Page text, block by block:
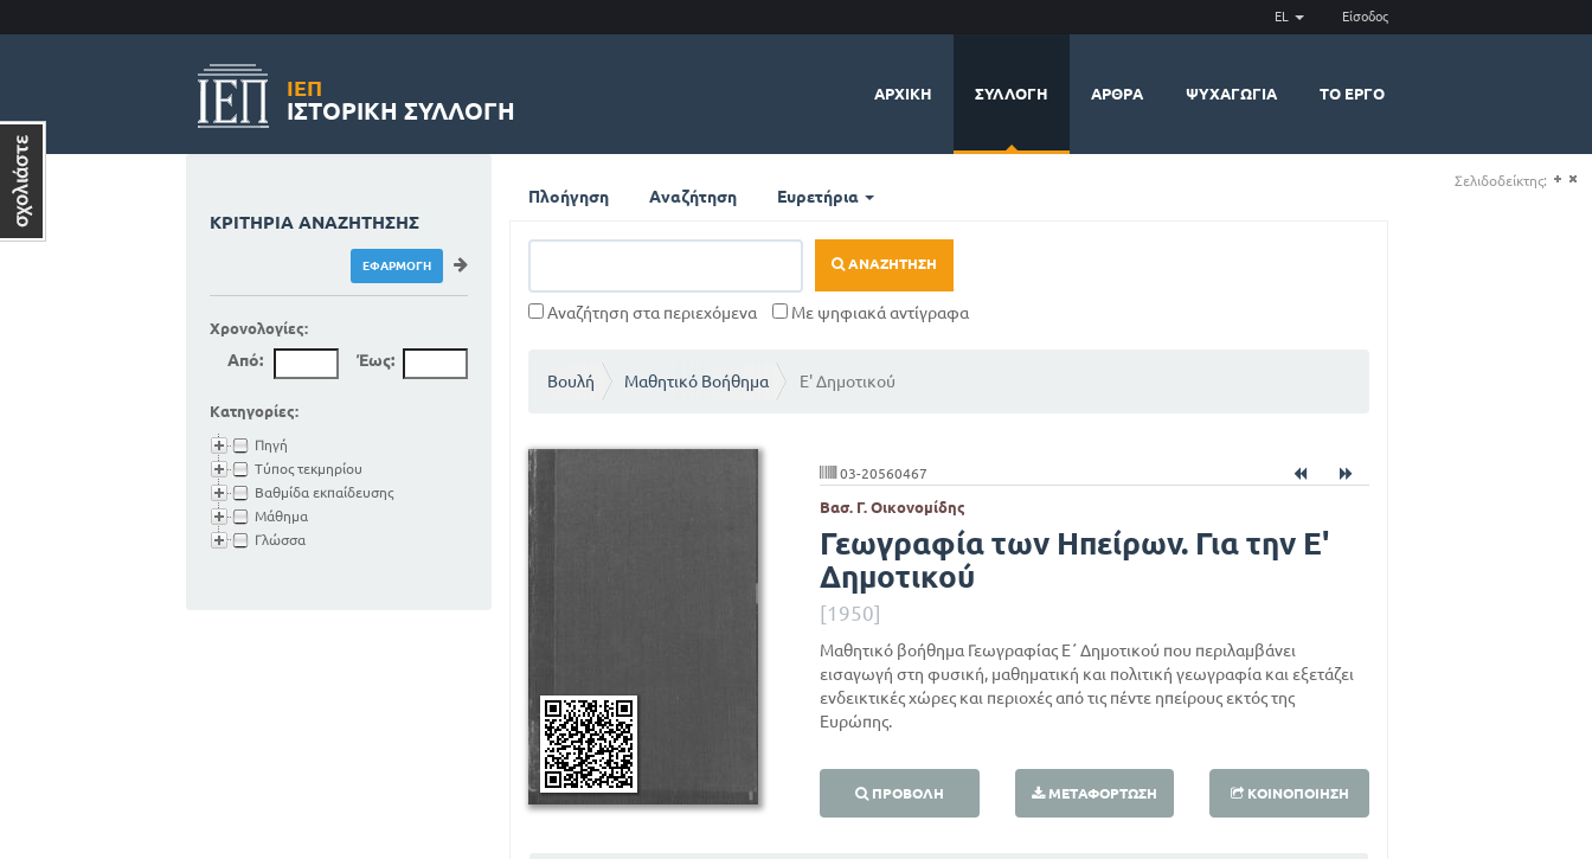
EL Είσοδος
ΙΕΠ
ΙΣΤΟΡΙΚΉ ΣΥΛΛΟΓΉ
ΑΡΧΙΚΉ ΣΥΛΛΟΓΉ ΆΡΘΡΑ ΨΥΧΑΓΩΓΊΑ ΤΟ ΈΡΓΟ
Πλοήγηση Αναζήτηση Ευρετήρια
ΑΝΑΖΉΤΗΣΗ
Αναζήτηση στα περιεχόμενα Με ψηφιακά αντίγραφα
Βουλή Μαθητικό Βοήθημα Ε' Δημοτικού
03-20560467
Βασ. Γ. Οικονομίδης
Γεωγραφία των Ηπείρων. Για την Ε'
Δημοτικού
[1950]
Μαθητικό βοήθημα Γεωγραφίας Ε΄ Δημοτικού που περιλαμβάνει
εισαγωγή στη φυσική, μαθηματική και πολιτική γεωγραφία και εξετάζει
ενδεικτικές χώρες και περιοχές από τις πέντε ηπείρους εκτός της
Ευρώπης.
ΠΡΟΒΟΛΉ ΜΕΤΑΦΌΡΤΩΣΗ ΚΟΙΝΟΠΟΊΗΣΗ
ΚΡΙΤΉΡΙΑ ΑΝΑΖΉΤΗΣΗΣ
Χρονολογίες:
Από: Έως:
Κατηγορίες:
Πηγή
Τύπος τεκμηρίου
Βαθμίδα εκπαίδευσης
Μάθημα
Γλώσσα
Σελιδοδείκτης: